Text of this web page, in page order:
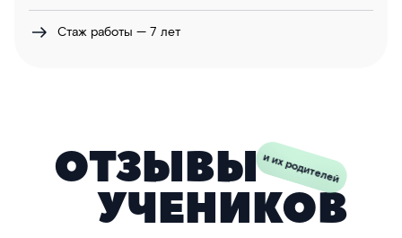
Стаж работы — 7 лет
и их родителей
ОТЗЫВЫ
УЧЕНИКОВ